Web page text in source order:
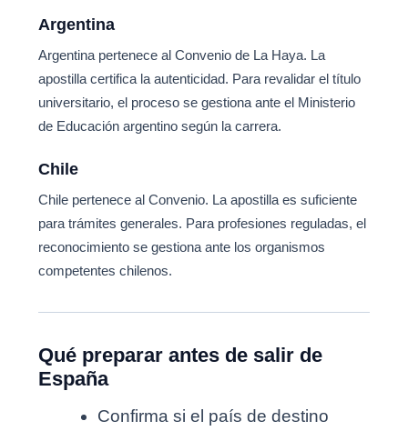
Argentina
Argentina pertenece al Convenio de La Haya. La
apostilla certifica la autenticidad. Para revalidar el título
universitario, el proceso se gestiona ante el Ministerio
de Educación argentino según la carrera.
Chile
Chile pertenece al Convenio. La apostilla es suficiente
para trámites generales. Para profesiones reguladas, el
reconocimiento se gestiona ante los organismos
competentes chilenos.
Qué preparar antes de salir de
España
Confirma si el país de destino